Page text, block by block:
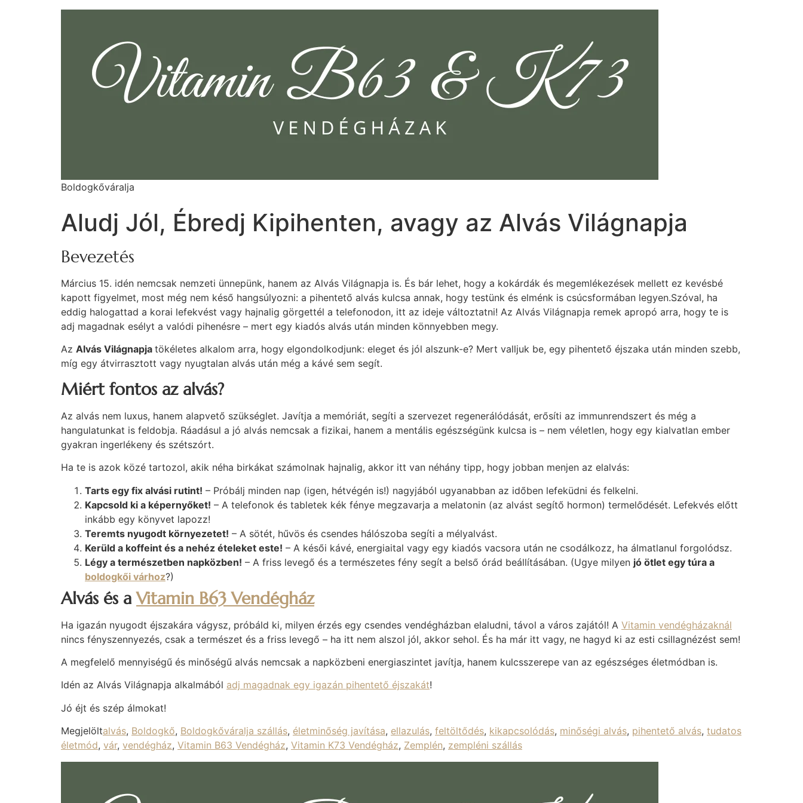
Boldogkőváralja
Aludj Jól, Ébredj Kipihenten, avagy az Alvás Világnapja
Bevezetés
Március 15. idén nemcsak nemzeti ünnepünk, hanem az Alvás Világnapja is. És bár lehet, hogy a kokárdák és megemlékezések mellett ez kevésbé
kapott figyelmet, most még nem késő hangsúlyozni: a pihentető alvás kulcsa annak, hogy testünk és elménk is csúcsformában legyen.Szóval, ha
eddig halogattad a korai lefekvést vagy hajnalig görgettél a telefonodon, itt az ideje változtatni! Az Alvás Világnapja remek apropó arra, hogy te is
adj magadnak esélyt a valódi pihenésre – mert egy kiadós alvás után minden könnyebben megy.
Az Alvás Világnapja tökéletes alkalom arra, hogy elgondolkodjunk: eleget és jól alszunk-e? Mert valljuk be, egy pihentető éjszaka után minden szebb,
míg egy átvirrasztott vagy nyugtalan alvás után még a kávé sem segít.
Miért fontos az alvás?
Az alvás nem luxus, hanem alapvető szükséglet. Javítja a memóriát, segíti a szervezet regenerálódását, erősíti az immunrendszert és még a
hangulatunkat is feldobja. Ráadásul a jó alvás nemcsak a fizikai, hanem a mentális egészségünk kulcsa is – nem véletlen, hogy egy kialvatlan ember
gyakran ingerlékeny és szétszórt.
Ha te is azok közé tartozol, akik néha birkákat számolnak hajnalig, akkor itt van néhány tipp, hogy jobban menjen az elalvás:
Tarts egy fix alvási rutint! – Próbálj minden nap (igen, hétvégén is!) nagyjából ugyanabban az időben lefeküdni és felkelni.
Kapcsold ki a képernyőket! – A telefonok és tabletek kék fénye megzavarja a melatonin (az alvást segítő hormon) termelődését. Lefekvés előtt
inkább egy könyvet lapozz!
Teremts nyugodt környezetet! – A sötét, hűvös és csendes hálószoba segíti a mélyalvást.
Kerüld a koffeint és a nehéz ételeket este! – A késői kávé, energiaital vagy egy kiadós vacsora után ne csodálkozz, ha álmatlanul forgolódsz.
Légy a természetben napközben! – A friss levegő és a természetes fény segít a belső órád beállításában. (Ugye milyen jó ötlet egy túra a
boldogkői várhoz?)
Alvás és aVitamin B63 Vendégház
Ha igazán nyugodt éjszakára vágysz, próbáld ki, milyen érzés egy csendes vendégházban elaludni, távol a város zajától! A Vitamin vendégházaknál
nincs fényszennyezés, csak a természet és a friss levegő – ha itt nem alszol jól, akkor sehol. És ha már itt vagy, ne hagyd ki az esti csillagnézést sem!
A megfelelő mennyiségű és minőségű alvás nemcsak a napközbeni energiaszintet javítja, hanem kulcsszerepe van az egészséges életmódban is.
Idén az Alvás Világnapja alkalmából adj magadnak egy igazán pihentető éjszakát!
Jó éjt és szép álmokat!
Megjelöltalvás, Boldogkő, Boldogkőváralja szállás, életminőség javítása, ellazulás, feltöltődés, kikapcsolódás, minőségi alvás, pihentető alvás, tudatos
életmód, vár, vendégház, Vitamin B63 Vendégház, Vitamin K73 Vendégház, Zemplén, zempléni szállás